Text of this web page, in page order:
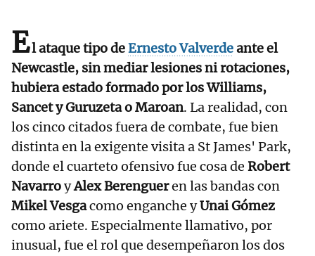
El ataque tipo deErnesto Valverdeante el
Newcastle, sin mediar lesiones ni rotaciones,
hubiera estado formado por los Williams,
Sancet y Guruzeta o Maroan. La realidad, con
los cinco citados fuera de combate, fue bien
distinta en la exigente visita a St James' Park,
donde el cuarteto ofensivo fue cosa de Robert
NavarroyAlex Berengueren las bandas con
Mikel Vesgacomo enganche yUnai Gómez
como ariete. Especialmente llamativo, por
inusual, fue el rol que desempeñaron los dos